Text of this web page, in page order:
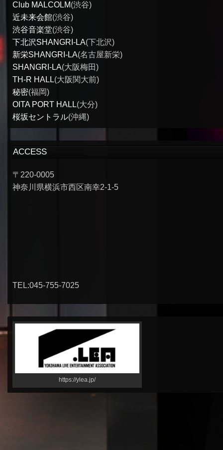
Club MALCOLM(渋谷)
近未来会館(渋谷)
渋谷音楽堂(渋谷)
下北沢SHANGRI-LA(下北沢)
新栄SHANGRI-LA(名古屋新栄)
SHANGRI-LA(大阪梅田)
TH-R HALL(大阪関大前)
秘密(福岡)
OITA PORT HALL(大分)
桜坂セントラル(沖縄)
ACCESS
〒220-0005
神奈川県横浜市西区南幸2-1-5
TEL:045-755-7025
https://ylea.jp/